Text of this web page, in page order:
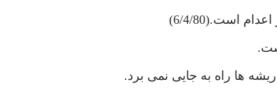
است.(6/4/80)
ها راه به جايى نمى برد.